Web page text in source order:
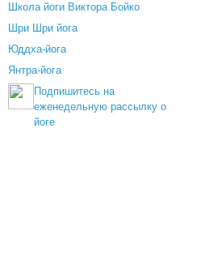
Школа йоги Виктора Бойко
Шри Шри йога
Юддха-йога
Янтра-йога
Подпишитесь на
еженедельную рассылку о
йоге